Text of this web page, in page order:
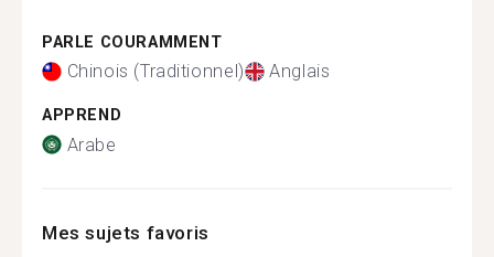
PARLE COURAMMENT
Chinois (Traditionnel) Anglais
APPREND
Arabe
Mes sujets favoris